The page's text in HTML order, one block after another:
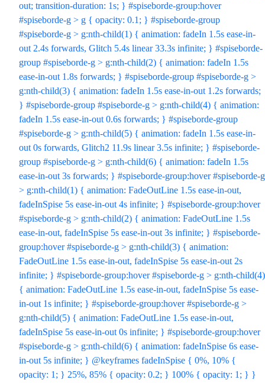
out; transition-duration: 1s; } #spiseborde-group:hover
#spiseborde-g > g { opacity: 0.1; } #spiseborde-group
#spiseborde-g > g:nth-child(1) { animation: fadeIn 1.5s ease-in-
out 2.4s forwards, Glitch 5.4s linear 33.3s infinite; } #spiseborde-
group #spiseborde-g > g:nth-child(2) { animation: fadeIn 1.5s
ease-in-out 1.8s forwards; } #spiseborde-group #spiseborde-g >
g:nth-child(3) { animation: fadeIn 1.5s ease-in-out 1.2s forwards;
} #spiseborde-group #spiseborde-g > g:nth-child(4) { animation:
fadeIn 1.5s ease-in-out 0.6s forwards; } #spiseborde-group
#spiseborde-g > g:nth-child(5) { animation: fadeIn 1.5s ease-in-
out 0s forwards, Glitch2 11.9s linear 3.5s infinite; } #spiseborde-
group #spiseborde-g > g:nth-child(6) { animation: fadeIn 1.5s
ease-in-out 3s forwards; } #spiseborde-group:hover #spiseborde-g
> g:nth-child(1) { animation: FadeOutLine 1.5s ease-in-out,
fadeInSpise 5s ease-in-out 4s infinite; } #spiseborde-group:hover
#spiseborde-g > g:nth-child(2) { animation: FadeOutLine 1.5s
ease-in-out, fadeInSpise 5s ease-in-out 3s infinite; } #spiseborde-
group:hover #spiseborde-g > g:nth-child(3) { animation:
FadeOutLine 1.5s ease-in-out, fadeInSpise 5s ease-in-out 2s
infinite; } #spiseborde-group:hover #spiseborde-g > g:nth-child(4)
{ animation: FadeOutLine 1.5s ease-in-out, fadeInSpise 5s ease-
in-out 1s infinite; } #spiseborde-group:hover #spiseborde-g >
g:nth-child(5) { animation: FadeOutLine 1.5s ease-in-out,
fadeInSpise 5s ease-in-out 0s infinite; } #spiseborde-group:hover
#spiseborde-g > g:nth-child(6) { animation: fadeInSpise 6s ease-
in-out 5s infinite; } @keyframes fadeInSpise { 0%, 10% {
opacity: 1; } 25%, 85% { opacity: 0.2; } 100% { opacity: 1; } }